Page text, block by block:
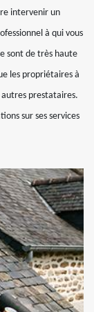
intervenir un
à qui vous
sont de très haute
les propriétaires à
prestataires.
sur ses services